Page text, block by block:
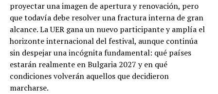
proyectar una imagen de apertura y renovación, pero
que todavía debe resolver una fractura interna de gran
alcance. La UER gana un nuevo participante y amplía el
horizonte internacional del festival, aunque continúa
sin despejar una incógnita fundamental: qué países
estarán realmente en Bulgaria 2027 y en qué
condiciones volverán aquellos que decidieron
marcharse.